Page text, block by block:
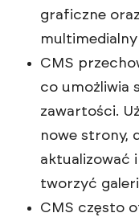
graficzne
CMS
co umożliwia
zawartości.
nowe strony,
aktualizować
tworzyć
CMS często